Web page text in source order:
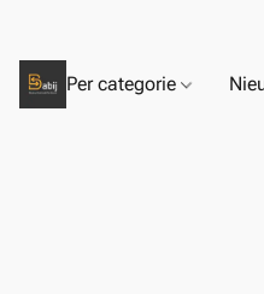
Per categorie